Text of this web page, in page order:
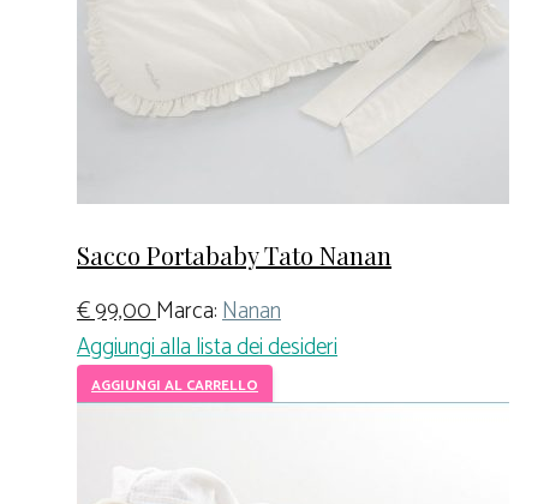
Sacco Portababy Tato Nanan
€99,00Marca:Nanan
Aggiungi alla lista dei desideri
AGGIUNGI AL CARRELLO